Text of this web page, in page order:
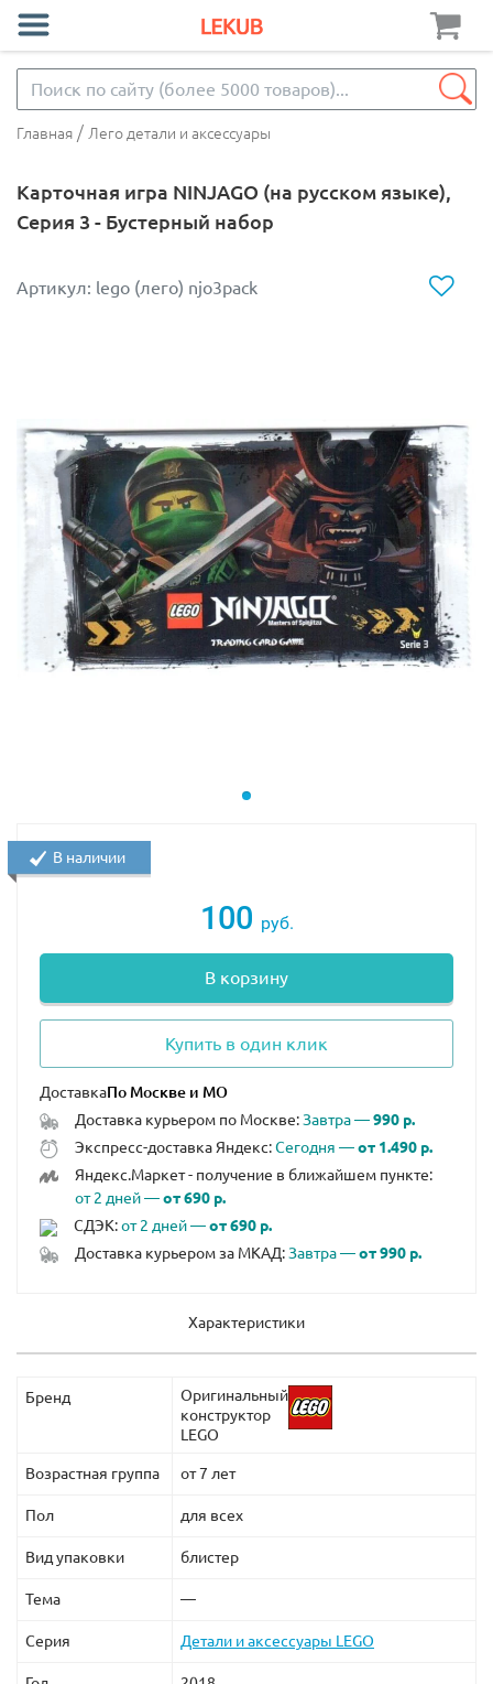
Главная / Лего детали и аксессуары
Карточная игра NINJAGO (на русском языке),
Серия 3 - Бустерный набор
Артикул: lego (лего) njo3pack
100 руб.
В корзину
Купить в один клик
Доставка
Доставка курьером по Москве:Завтра —990 р.
Экспресс-доставка Яндекс:Сегодня —от 1.490 р.
Яндекс.Маркет - получение в ближайшем пункте:
от 2 дней —от 690 р.
СДЭК:от 2 дней —от 690 р.
Доставка курьером за МКАД:Завтра —от 990 р.
В наличии
Характеристики
Бренд
Оригинальный
конструктор
LEGO
Возрастная группа от 7 лет
Пол для всех
Вид упаковки блистер
Тема —
Серия Детали и аксессуары LEGO